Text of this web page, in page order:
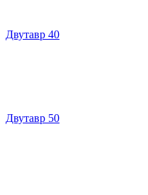
Двутавр 40
Двутавр 50